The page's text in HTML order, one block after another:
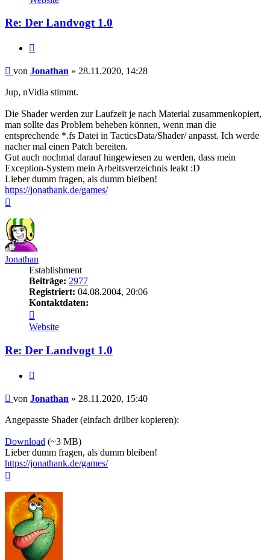
Jonathan
Re: Der Landvogt 1.0
Beitrag
von Jonathan » 28.11.2020, 14:28
Jup, nVidia stimmt.
Die Shader werden zur Laufzeit je nach Material zusammenkopiert,
man sollte das Problem beheben können, wenn man die
entsprechende *.fs Datei in TacticsData/Shader/ anpasst. Ich werde
nacher mal einen Patch bereiten.
Gut auch nochmal darauf hingewiesen zu werden, dass mein
Exception-System mein Arbeitsverzeichnis leakt :D
Lieber dumm fragen, als dumm bleiben!
https://jonathank.de/games/
Jonathan
Establishment
Beiträge: 2977
Registriert: 04.08.2004, 20:06
Kontaktdaten:
von
Jonathan
Website
Re: Der Landvogt 1.0
Beitrag
von Jonathan » 28.11.2020, 15:40
Angepasste Shader (einfach drüber kopieren):
Download (~3 MB)
Lieber dumm fragen, als dumm bleiben!
https://jonathank.de/games/